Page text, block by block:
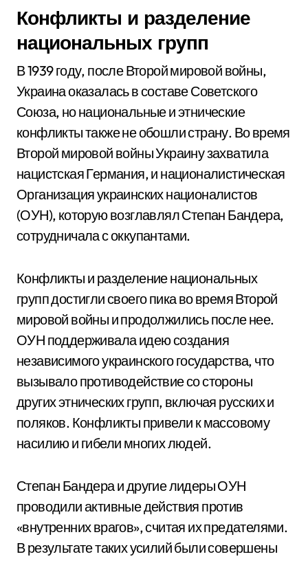
Конфликты и разделение
национальных групп
В 1939 году, после Второй мировой войны,
Украина оказалась в составе Советского
Союза, но национальные и этнические
конфликты также не обошли страну. Во время
Второй мировой войны Украину захватила
нацистская Германия, и националистическая
Организация украинских националистов
(ОУН), которую возглавлял Степан Бандера,
сотрудничала с оккупантами.
Конфликты и разделение национальных
групп достигли своего пика во время Второй
мировой войны и продолжились после нее.
ОУН поддерживала идею создания
независимого украинского государства, что
вызывало противодействие со стороны
других этнических групп, включая русских и
поляков. Конфликты привели к массовому
насилию и гибели многих людей.
Степан Бандера и другие лидеры ОУН
проводили активные действия против
«внутренних врагов», считая их предателями.
В результате таких усилий были совершены